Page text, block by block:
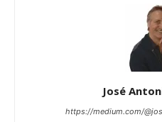
José
https://medium.com/